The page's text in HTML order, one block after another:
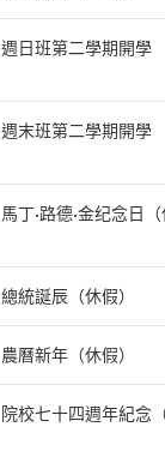
週日班第二學期開學
週末班第二學期開學
馬丁·路德·金纪念日（
總統誕辰（休假）
農曆新年（休假）
院校七十四週年紀念